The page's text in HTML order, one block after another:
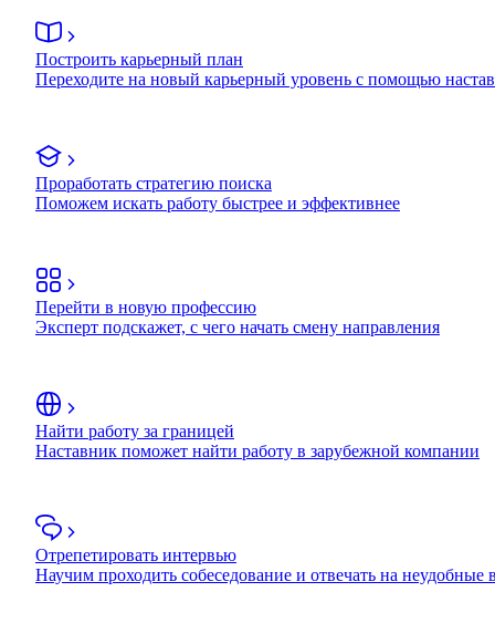
Построить карьерный план
Переходите на новый карьерный уровень с помощью
Проработать стратегию поиска
Поможем искать работу быстрее и эффективнее
Перейти в новую профессию
Эксперт подскажет, с чего начать смену направления
Найти работу за границей
Наставник поможет найти работу в зарубежной компании
Отрепетировать интервью
Научим проходить собеседование и отвечать на неудобные